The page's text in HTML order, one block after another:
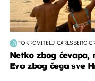
POKROVITELJ CARLSBERG
Netko zbog ćevapa,
Evo zbog čega sve